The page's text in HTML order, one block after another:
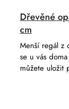
Dřevěné
cm
Menší regál z
se u vás
můžete uložit